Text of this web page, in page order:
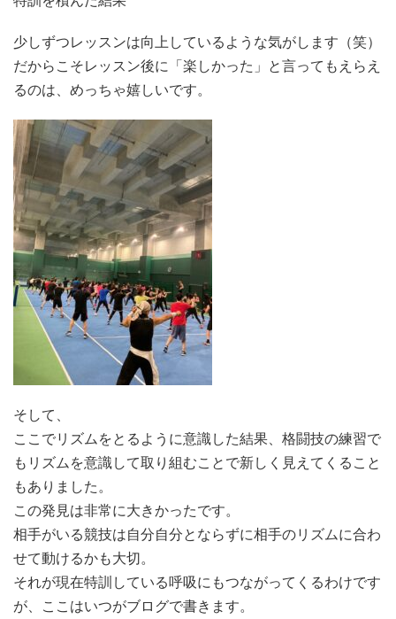
少しずつレッスンは向上しているような気がします（笑）
だからこそレッスン後に「楽しかった」と言ってもえらえ
るのは、めっちゃ嬉しいです。
そして、
ここでリズムをとるように意識した結果、格闘技の練習で
もリズムを意識して取り組むことで新しく見えてくること
もありました。
この発見は非常に大きかったです。
相手がいる競技は自分自分とならずに相手のリズムに合わ
せて動けるかも大切。
それが現在特訓している呼吸にもつながってくるわけです
が、ここはいつがブログで書きます。